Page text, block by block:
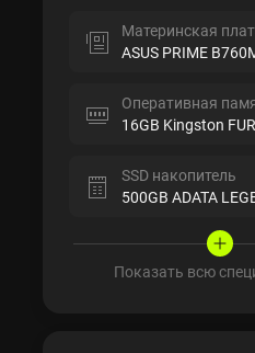
Материнская
ASUS PRIME
Оперативная
16GB Kingston
SSD накопитель
500GB ADATA
Показать всю